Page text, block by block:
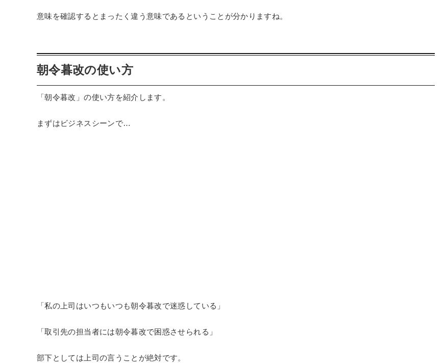
意味を確認するとまったく違う意味であるということが分かりますね。
朝令暮改の使い方
「朝令暮改」の使い方を紹介します。
まずはビジネスシーンで…
「私の上司はいつもいつも朝令暮改で迷惑している」
「取引先の担当者には朝令暮改で困惑させられる」
部下としては上司の言うことが絶対です。